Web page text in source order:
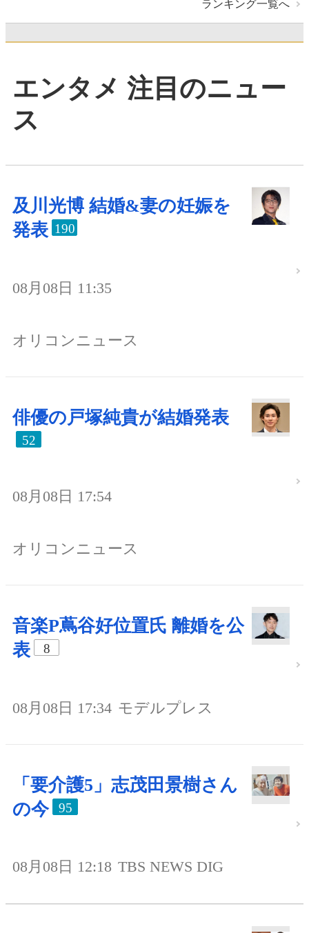
ランキング一覧へ
エンタメ 注目のニュー
ス
及川光博 結婚&妻の妊娠を
発表 190
08月08日 11:35
オリコンニュース
俳優の戸塚純貴が結婚発表
52
08月08日 17:54
オリコンニュース
音楽P蔦谷好位置氏 離婚を公
表
8
08月08日 17:34 モデルプレス
「要介護5」志茂田景樹さん
の今
95
08月08日 12:18 TBS NEWS DIG